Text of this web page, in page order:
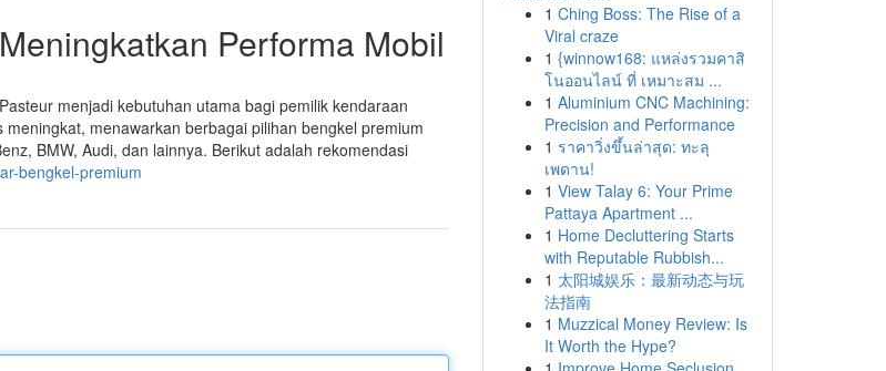
Performa Mobil
menjadi kebutuhan utama bagi pemilik kendaraan
menawarkan berbagai pilihan bengkel premium
BMW, Audi, dan lainnya. Berikut adalah rekomendasi
bengkel-premium
1 Ching Boss: The Rise of a
Viral craze
1 {winnow168: แหล่งรวมคาสิ
โนออนไลน์ ที่ เหมาะสม ...
1 Aluminium CNC Machining:
Precision and Performance
1 ราคาวิ่งขึ้นล่าสุด: ทะลุ
เพดาน!
1 View Talay 6: Your Prime
Pattaya Apartment ...
1 Home Decluttering Starts
with Reputable Rubbish...
1 太阳城娱乐：最新动态与玩
法指南
1 Muzzical Money Review: Is
It Worth the Hype?